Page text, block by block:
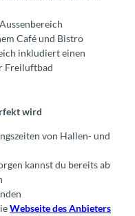
Café und Bistro
inkludiert einen
Freiluftbad
wird
von Hallen- und
kannst du bereits ab
Webseite des Anbieters